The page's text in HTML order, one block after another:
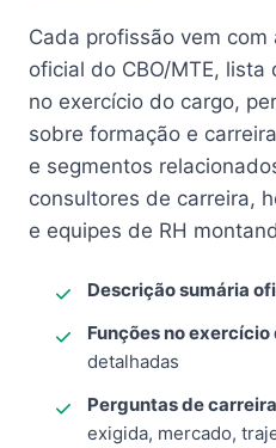
Cada profissão vem
oficial do CBO/MTE,
no exercício do cargo,
sobre formação e
e segmentos
consultores de carreira,
e equipes de RH
Descrição sumária
Funções no
detalhadas
Perguntas de carreira
exigida, mercado,